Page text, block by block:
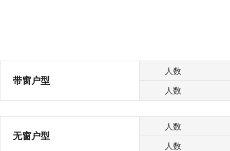
带窗户型
人数
人数
无窗户型
人数
人数